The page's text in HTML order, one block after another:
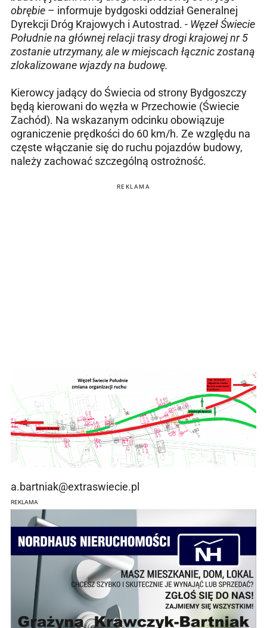
obrębie – informuje bydgoski oddział Generalnej
Dyrekcji Dróg Krajowych i Autostrad. - Węzeł Świecie
Południe na głównej relacji trasy drogi krajowej nr 5
zostanie utrzymany, ale w miejscach łącznic zostaną
zlokalizowane wjazdy na budowę.
Kierowcy jadący do Świecia od strony Bydgoszczy
będą kierowani do węzła w Przechowie (Świecie
Zachód). Na wskazanym odcinku obowiązuje
ograniczenie prędkości do 60 km/h. Ze względu na
częste włączanie się do ruchu pojazdów budowy,
należy zachować szczególną ostrożność.
REKLAMA
a.bartniak@extraswiecie.pl
REKLAMA